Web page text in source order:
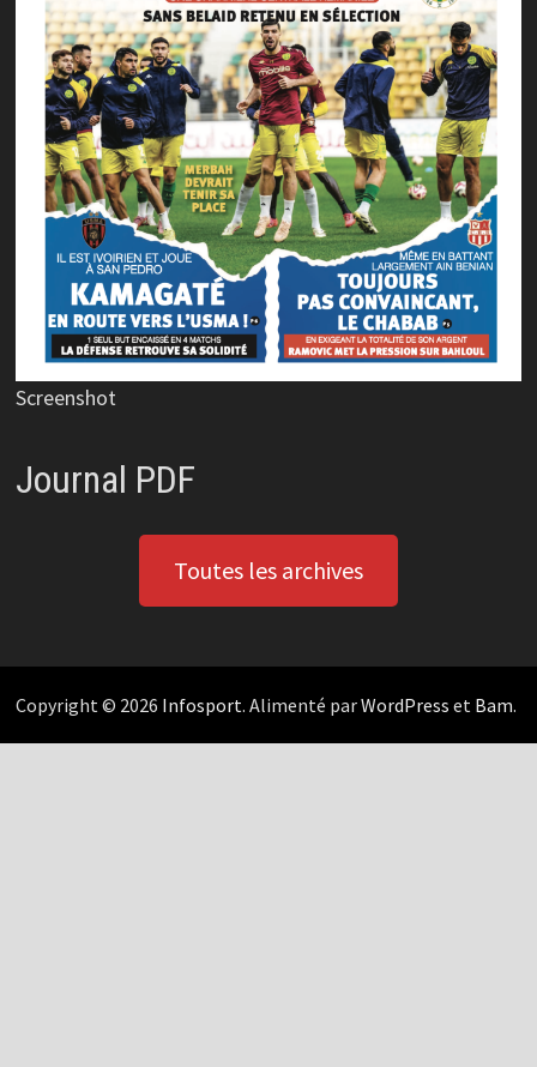
Screenshot
Journal PDF
Toutes les archives
Copyright © 2026 Infosport. Alimenté parWordPress et Bam.